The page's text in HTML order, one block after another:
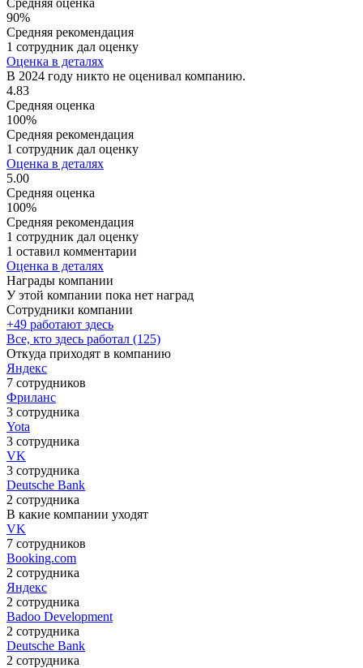
90%
Средняя рекомендация
1 сотрудник дал оценку
Оценка в деталях
В 2024 году никто не оценивал компанию.
4.83
Средняя оценка
100%
Средняя рекомендация
1 сотрудник дал оценку
Оценка в деталях
5.00
Средняя оценка
100%
Средняя рекомендация
1 сотрудник дал оценку
1 оставил комментарии
Оценка в деталях
Награды компании
У этой компании пока нет наград
Сотрудники компании
+49 работают здесь
Все, кто здесь работал (125)
Откуда приходят в компанию
Яндекс
7 сотрудников
Фриланс
3 сотрудника
Yota
3 сотрудника
VK
3 сотрудника
Deutsche Bank
2 сотрудника
В какие компании уходят
VK
7 сотрудников
Booking.com
2 сотрудника
Яндекс
2 сотрудника
Badoo Development
2 сотрудника
Deutsche Bank
2 сотрудника